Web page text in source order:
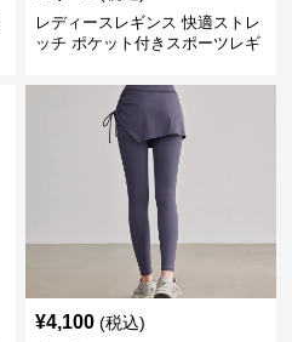
レディースレギンス 快適ストレ
ッチ ポケット付きスポーツレギ
¥4,100 (税込)